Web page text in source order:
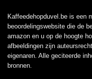
Kaffeedehopduvel.be is een
beoordelingswebsite die de
amazon en u op de hoogte
afbeeldingen zijn
eigenaren. Alle geciteerde
bronnen.